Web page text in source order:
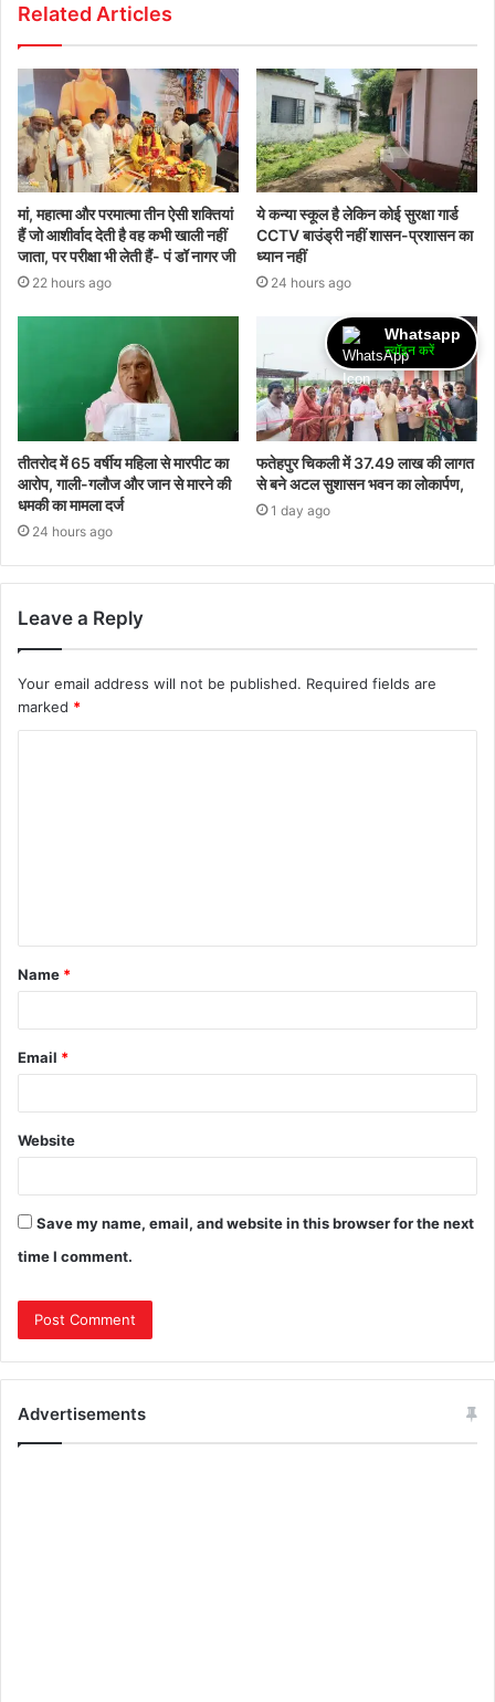
Related Articles
मां, महात्मा और परमात्मा तीन ऐसी शक्तियां
हैं जो आशीर्वाद देती है वह कभी खाली नहीं
जाता, पर परीक्षा भी लेती हैं- पं डॉ नागर जी
22 hours ago
ये कन्या स्कूल है लेकिन कोई सुरक्षा गार्ड
CCTV बाउंड्री नहीं शासन-प्रशासन का
ध्यान नहीं
24 hours ago
तीतरोद में 65 वर्षीय महिला से मारपीट का
आरोप, गाली-गलौज और जान से मारने की
धमकी का मामला दर्ज
24 hours ago
फतेहपुर चिकली में 37.49 लाख की लागत
से बने अटल सुशासन भवन का लोकार्पण,
1 day ago
Leave a Reply
Your email address will not be published. Required fields are
marked *
Name *
Email *
Website
Save my name, email, and website in this browser for the next
time I comment.
Advertisements
Whatsapp
ज्वॉइन करें